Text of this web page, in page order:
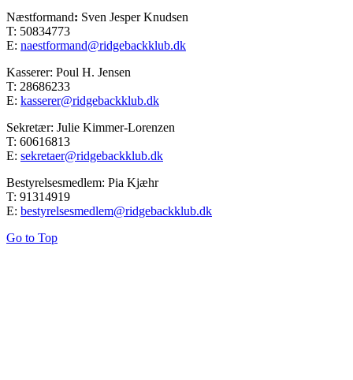
Næstformand: Sven Jesper Knudsen
T: 50834773
E: naestformand@ridgebackklub.dk
Kasserer: Poul H. Jensen
T: 28686233
E: kasserer@ridgebackklub.dk
Sekretær: Julie Kimmer-Lorenzen
T: 60616813
E: sekretaer@ridgebackklub.dk
Bestyrelsesmedlem: Pia Kjæhr
T: 91314919
E: bestyrelsesmedlem@ridgebackklub.dk
Go to Top